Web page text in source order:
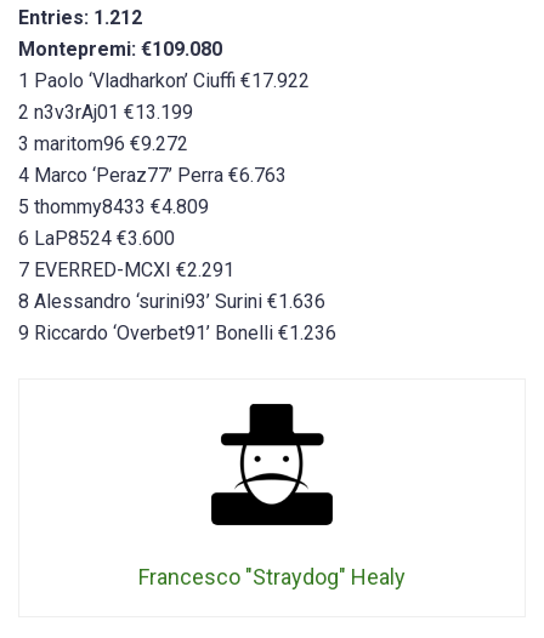
Entries: 1.212
Montepremi: €109.080
1 Paolo ‘Vladharkon’ Ciuffi €17.922
2 n3v3rAj01 €13.199
3 maritom96 €9.272
4 Marco ‘Peraz77’ Perra €6.763
5 thommy8433 €4.809
6 LaP8524 €3.600
7 EVERRED-MCXI €2.291
8 Alessandro ‘surini93’ Surini €1.636
9 Riccardo ‘Overbet91’ Bonelli €1.236
Francesco "Straydog" Healy